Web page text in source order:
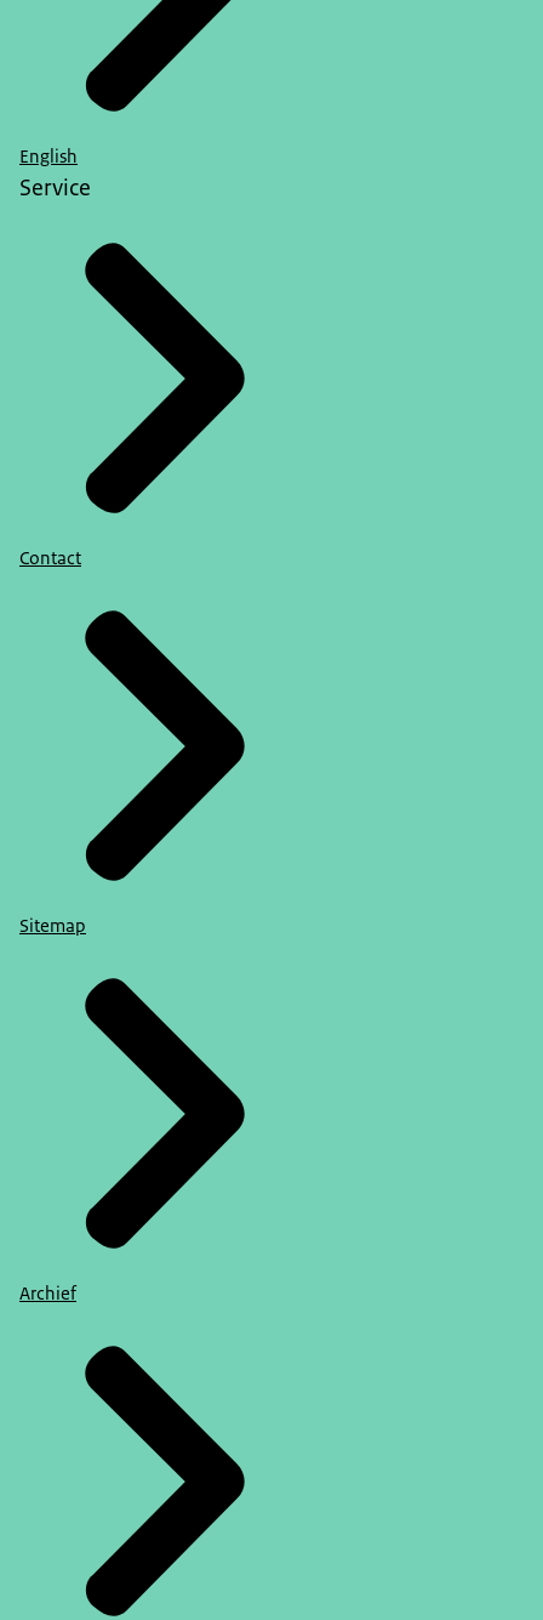
English
Service
Contact
Sitemap
Archief